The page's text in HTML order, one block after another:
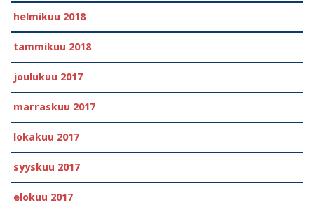
helmikuu 2018
tammikuu 2018
joulukuu 2017
marraskuu 2017
lokakuu 2017
syyskuu 2017
elokuu 2017